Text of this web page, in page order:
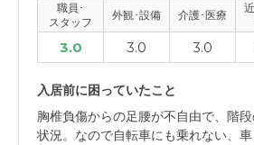
職員･
スタッフ
外観･設備 介護･医療
3.0 3.0 3.0
入居前に困っていたこと
胸椎負傷からの足腰が不自由で、階
状況。なので自転車にも乗れない、